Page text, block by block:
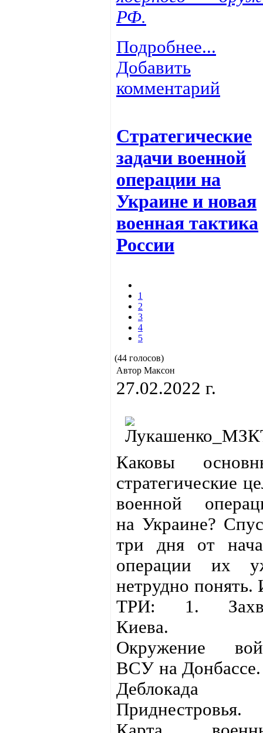
РФ.
Подробнее...
Добавить
комментарий
Стратегические
задачи военной
операции на
Украине и новая
военная тактика
России
1
2
3
4
5
(44 голосов)
Автор Максон
27.02.2022 г.
Каковы
стратегические
военной
на Украине?
три дня от
операции их
нетрудно понять.
ТРИ: 1.
Киева.
Окружение
ВСУ на
Деблокада
Приднестровья.